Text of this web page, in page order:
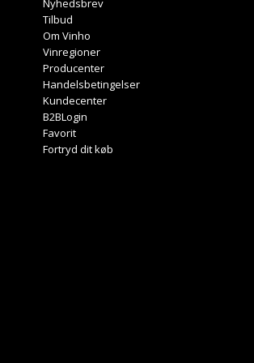
Nyhedsbrev
Tilbud
Om Vinho
Vinregioner
Producenter
Handelsbetingelser
Kundecenter
B2BLogin
Favorit
Fortryd dit køb